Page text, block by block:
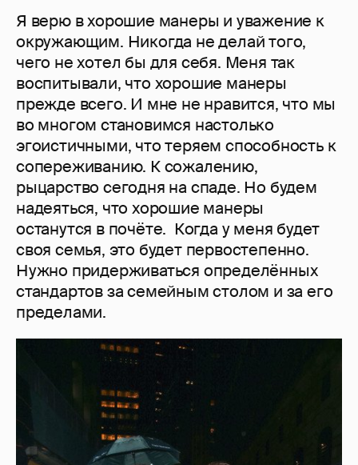
Я верю в хорошие манеры и уважение к
окружающим. Никогда не делай того,
чего не хотел бы для себя. Меня так
воспитывали, что хорошие манеры
прежде всего. И мне не нравится, что мы
во многом становимся настолько
эгоистичными, что теряем способность к
сопереживанию. К сожалению,
рыцарство сегодня на спаде. Но будем
надеяться, что хорошие манеры
останутся в почёте. Когда у меня будет
своя семья, это будет первостепенно.
Нужно придерживаться определённых
стандартов за семейным столом и за его
пределами.